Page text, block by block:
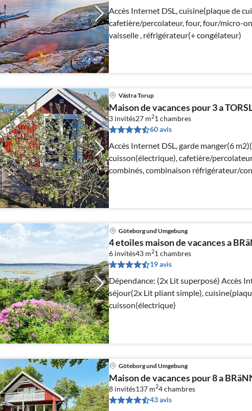
Accès Internet DSL, cuisine(plaque de
cafetière/percolateur, four, four/micro-
vaisselle , réfrigérateur(+ congélateur)
Västra Torup
Maison de vacances pour 3 a
3 invités27 m21 chambres
60 avis
Accès Internet DSL, garde manger(6
cuisson(électrique), cafetière/
combinés, combinaison réfrigérateur/
Göteborg und Umgebung
4 etoiles maison de vacances a
6 invités43 m21 chambres
19 avis
Dépendance: (2x Lit superposé) Accès Internet DSL, Salle de
séjour(2x Lit pliant simple),
cuisson(électrique)
Göteborg und Umgebung
Maison de vacances pour 8 a
8 invités137 m24chambres
43 avis